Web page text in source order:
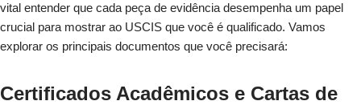
vital entender que cada peça de evidência desempenha um papel
crucial para mostrar ao USCIS que você é qualificado. Vamos
explorar os principais documentos que você precisará:
Certificados Acadêmicos e Cartas de